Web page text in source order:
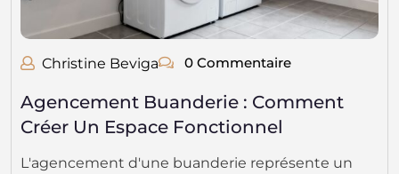
Christine Beviga 0 Commentaire
Agencement Buanderie : Comment
Créer Un Espace Fonctionnel
L'agencement d'une buanderie représente un